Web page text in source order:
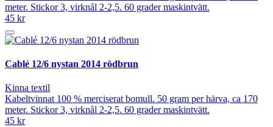
meter. Stickor 3, virknål 2-2,5. 60 grader maskintvätt.
45 kr
Cablé 12/6 nystan 2014 rödbrun
Kinna textil
Kabeltvinnat 100 % merciserat bomull. 50 gram per härva, ca 170
meter. Stickor 3, virknål 2-2,5. 60 grader maskintvätt.
45 kr